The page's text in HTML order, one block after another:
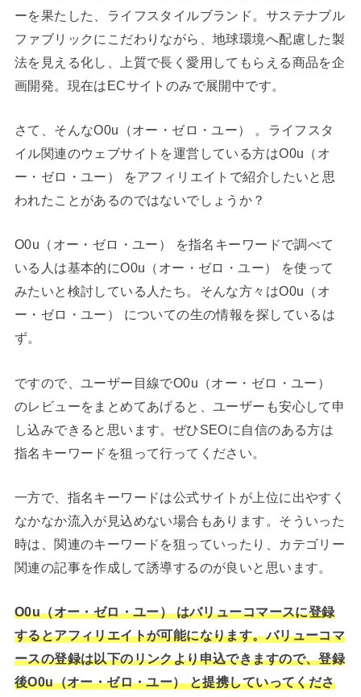
ーを果たした、ライフスタイルブランド。サステナブル
ファブリックにこだわりながら、地球環境へ配慮した製
法を見える化し、上質で長く愛用してもらえる商品を企
画開発。現在はECサイトのみで展開中です。
さて、そんなO0u（オー・ゼロ・ユー） 。ライフスタ
イル関連のウェブサイトを運営している方はO0u（オ
ー・ゼロ・ユー） をアフィリエイトで紹介したいと思
われたことがあるのではないでしょうか？
O0u（オー・ゼロ・ユー） を指名キーワードで調べて
いる人は基本的にO0u（オー・ゼロ・ユー） を使って
みたいと検討している人たち。そんな方々はO0u（オ
ー・ゼロ・ユー） についての生の情報を探しているは
ず。
ですので、ユーザー目線でO0u（オー・ゼロ・ユー）
のレビューをまとめてあげると、ユーザーも安心して申
し込みできると思います。ぜひSEOに自信のある方は
指名キーワードを狙って行ってください。
一方で、指名キーワードは公式サイトが上位に出やすく
なかなか流入が見込めない場合もあります。そういった
時は、関連のキーワードを狙っていったり、カテゴリー
関連の記事を作成して誘導するのが良いと思います。
O0u（オー・ゼロ・ユー） はバリューコマースに登録
するとアフィリエイトが可能になります。バリューコマ
ースの登録は以下のリンクより申込できますので、登録
後O0u（オー・ゼロ・ユー） と提携していってくださ